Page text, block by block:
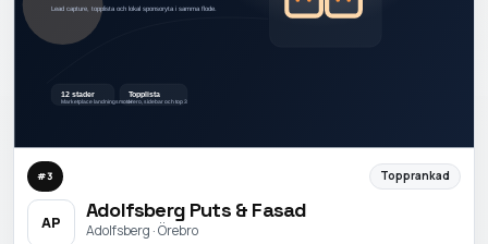
#3 Topprankad
AP
Adolfsberg Puts & Fasad
Adolfsberg · Örebro